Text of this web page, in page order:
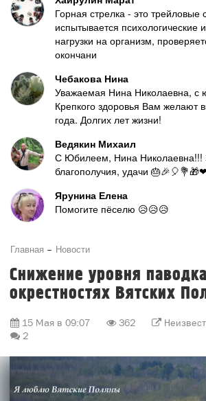
Горная стрелка - это трейловые
испытывается психологические
нагрузки на организм,
окончани
Чебакова Нина
Уважаемая Нина Николаевна, с
Крепкого здоровья Вам желают
года. Долгих лет жизни!
Ведякин Михаил
С Юбилеем, Нина Николаевна!!!
благополучия, удачи 🎂🎉🎈💐🎁❤
Ярунина Елена
Помогите пёселю 😥😥😥
Главная Новости
Снижение уровня
окрестностях Вятских
15 Мая в 09:07 362
2